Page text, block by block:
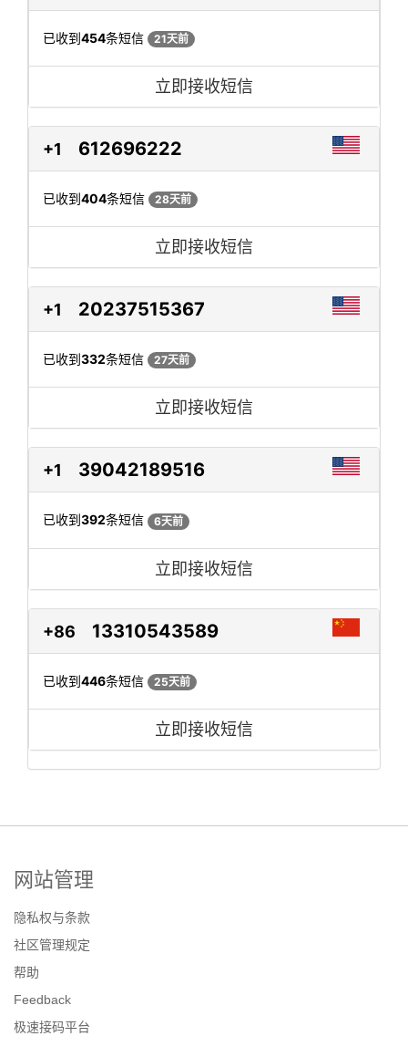
已收到454条短信 21天前
立即接收短信
+1 612696222
已收到404条短信 28天前
立即接收短信
+1 20237515367
已收到332条短信 27天前
立即接收短信
+1 39042189516
已收到392条短信 6天前
立即接收短信
+86 13310543589
已收到446条短信 25天前
立即接收短信
网站管理
隐私权与条款
社区管理规定
帮助
Feedback
极速接码平台